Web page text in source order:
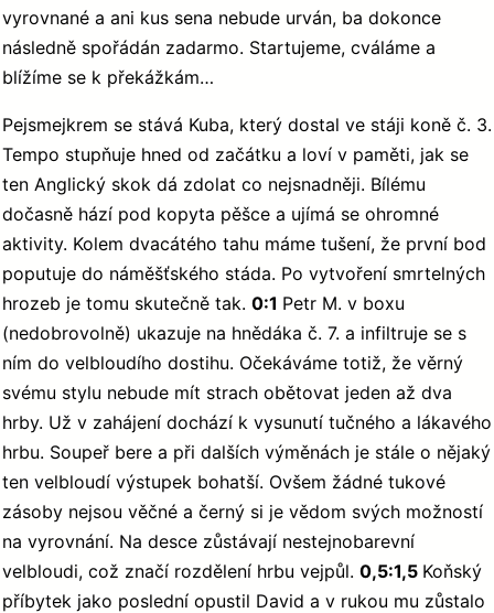
vyrovnané a ani kus sena nebude urván, ba dokonce
následně spořádán zadarmo. Startujeme, cváláme a
blížíme se k překážkám…
Pejsmejkrem se stává Kuba, který dostal ve stáji koně č. 3.
Tempo stupňuje hned od začátku a loví v paměti, jak se
ten Anglický skok dá zdolat co nejsnadněji. Bílému
dočasně hází pod kopyta pěšce a ujímá se ohromné
aktivity. Kolem dvacátého tahu máme tušení, že první bod
poputuje do náměšťského stáda. Po vytvoření smrtelných
hrozeb je tomu skutečně tak. 0:1 Petr M. v boxu
(nedobrovolně) ukazuje na hnědáka č. 7. a infiltruje se s
ním do velbloudího dostihu. Očekáváme totiž, že věrný
svému stylu nebude mít strach obětovat jeden až dva
hrby. Už v zahájení dochází k vysunutí tučného a lákavého
hrbu. Soupeř bere a při dalších výměnách je stále o nějaký
ten velbloudí výstupek bohatší. Ovšem žádné tukové
zásoby nejsou věčné a černý si je vědom svých možností
na vyrovnání. Na desce zůstávají nestejnobarevní
velbloudi, což značí rozdělení hrbu vejpůl. 0,5:1,5 Koňský
příbytek jako poslední opustil David a v rukou mu zůstalo